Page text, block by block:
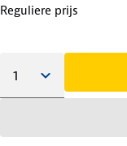
Reguliere prijs